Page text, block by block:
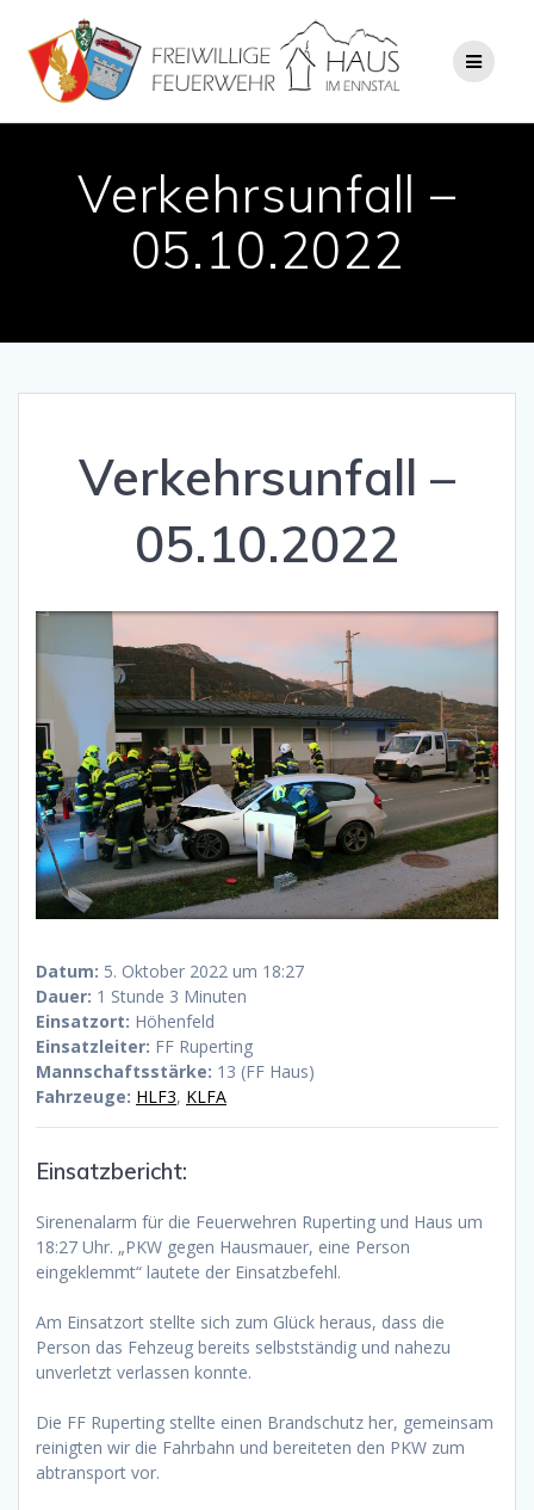
Inhalt
springen
Verkehrsunfall –
05.10.2022
Verkehrsunfall –
05.10.2022
Datum: 5. Oktober 2022 um 18:27
Dauer: 1 Stunde 3 Minuten
Einsatzort: Höhenfeld
Einsatzleiter: FF Ruperting
Mannschaftsstärke: 13 (FF Haus)
Fahrzeuge: HLF3, KLFA
Einsatzbericht:
Sirenenalarm für die Feuerwehren Ruperting und Haus um
18:27 Uhr. „PKW gegen Hausmauer, eine Person
eingeklemmt“ lautete der Einsatzbefehl.
Am Einsatzort stellte sich zum Glück heraus, dass die
Person das Fehzeug bereits selbstständig und nahezu
unverletzt verlassen konnte.
Die FF Ruperting stellte einen Brandschutz her, gemeinsam
reinigten wir die Fahrbahn und bereiteten den PKW zum
abtransport vor.